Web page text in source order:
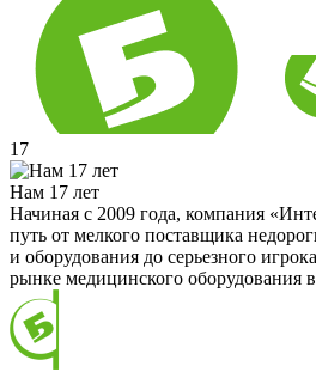
17
Нам 17 лет
Начиная с 2009 года, компания
путь от мелкого поставщика
и оборудования до серьезного
рынке медицинского оборудования